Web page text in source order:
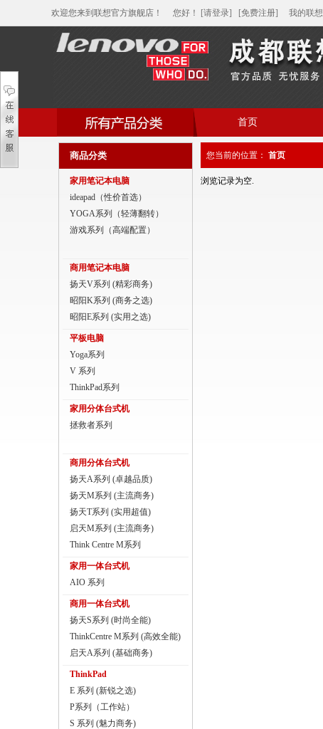
欢迎您来到联想官方旗舰店！ 您好 ！ [请登录] [免费注册] 我的联想
家用笔记本电脑
商用笔记本电脑
平板电脑
商用分体台式机
家用一体台式机
ThinkPad
ThinkStation工作站
联想服务器
首页
帮助中心
商品分类
家用笔记本电脑
ideapad（性价首选）
YOGA系列（轻薄翻转）
游戏系列（高端配置）
商用笔记本电脑
扬天V系列 (精彩商务)
昭阳K系列 (商务之选)
昭阳E系列 (实用之选)
平板电脑
Yoga系列
V 系列
ThinkPad系列
家用分体台式机
拯救者系列
商用分体台式机
扬天A系列 (卓越品质)
扬天M系列 (主流商务)
扬天T系列 (实用超值)
启天M系列 (主流商务)
Think Centre M系列
家用一体台式机
AIO 系列
商用一体台式机
扬天S系列 (时尚全能)
ThinkCentre M系列 (高效全能)
启天A系列 (基础商务)
ThinkPad
E 系列 (新锐之选)
P系列（工作站）
S 系列 (魅力商务)
您当前的位置： 首页
浏览记录为空.